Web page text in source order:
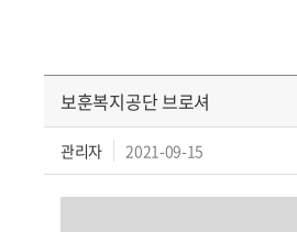
보훈복지공단 브로셔
관리자 2021-09-15